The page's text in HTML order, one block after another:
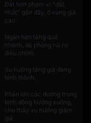
Đắt hơn phạm vi "đắt
nhất" gần đây, ở vùng giá
cao.
Ngắn hạn tăng quá
nhanh, đề phòng rủi ro
điều chỉnh.
Xu hướng tăng giá đang
hình thành.
Phần lớn các đường trung
bình động hướng xuống,
cho thấy xu hướng giảm
giá.